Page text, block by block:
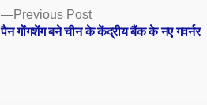
Posts
navigation
Previous PostPrevious
post:
पैन गोंगशेंग बने चीन के केंद्रीय बैंक के नए गवर्नर